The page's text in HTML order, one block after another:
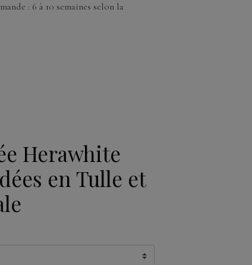
: 6 à 10 semaines selon la
Herawhite
en Tulle et